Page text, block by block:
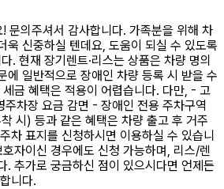
문의주셔서 감사합니다. 가족분을 위해 차
욱 신중하실 텐데요, 도움이 되실 수 있도록
. 현재 장기렌트·리스는 상품은 차량 명의
에 일반적으로 장애인 차량 등록 시 받을 수
세금 혜택은 적용이 어렵습니다. 다만, - 고
차장 요금 감면 - 장애인 전용 주차구역
시) 등과 같은 혜택은 차량 출고 후 거주
차 표지를 신청하시면 이용하실 수 있습니
자이신 경우에도 신청 가능하며, 리스/렌
. 추가로 궁금하신 점이 있으시다면 언제든
니다.